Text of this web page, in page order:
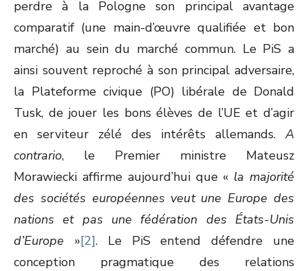
perdre à la Pologne son principal avantage
comparatif (une main-d’œuvre qualifiée et bon
marché) au sein du marché commun. Le PiS a
ainsi souvent reproché à son principal adversaire,
la Plateforme civique (PO) libérale de Donald
Tusk, de jouer les bons élèves de l’UE et d’agir
en serviteur zélé des intérêts allemands. A
contrario, le Premier ministre Mateusz
Morawiecki affirme aujourd’hui que « la majorité
des sociétés européennes veut une Europe des
nations et pas une fédération des États-Unis
d’Europe »[2]. Le PiS entend défendre une
conception pragmatique des relations